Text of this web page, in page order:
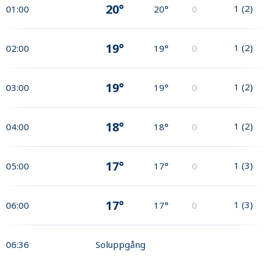
01:00 20° 20° 0 1 (2)
02:00 19° 19° 0 1 (2)
03:00 19° 19° 0 1 (2)
04:00 18° 18° 0 1 (2)
05:00 17° 17° 0 1 (3)
06:00 17° 17° 0 1 (3)
06:36 Soluppgång